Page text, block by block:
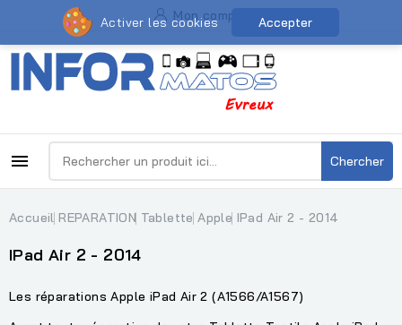
Mon compte
 Chercher
Accueil REPARATION Tablette Apple IPad Air 2 - 2014
IPad Air 2 - 2014
Les réparations Apple iPad Air 2 (A1566/A1567)
Activer les cookies Accepter